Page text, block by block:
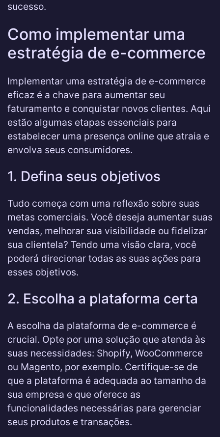
sucesso.
Como implementar uma
estratégia de e-commerce
Implementar uma estratégia de e-commerce
eficaz é a chave para aumentar seu
faturamento e conquistar novos clientes. Aqui
estão algumas etapas essenciais para
estabelecer uma presença online que atraia e
envolva seus consumidores.
1. Defina seus objetivos
Tudo começa com uma reflexão sobre suas
metas comerciais. Você deseja aumentar suas
vendas, melhorar sua visibilidade ou fidelizar
sua clientela? Tendo uma visão clara, você
poderá direcionar todas as suas ações para
esses objetivos.
2. Escolha a plataforma certa
A escolha da plataforma de e-commerce é
crucial. Opte por uma solução que atenda às
suas necessidades: Shopify, WooCommerce
ou Magento, por exemplo. Certifique-se de
que a plataforma é adequada ao tamanho da
sua empresa e que oferece as
funcionalidades necessárias para gerenciar
seus produtos e transações.